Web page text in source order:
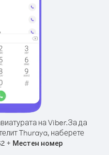
на Viber.За да
Thuraya, наберете
+ Местен номер